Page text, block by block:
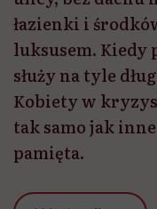
łazienki i
luksusem. Kiedy
służy na tyle
Kobiety w
tak samo jak
pamięta.